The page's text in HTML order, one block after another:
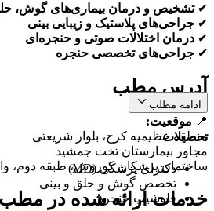
✔تشخیص و درمان بیماری‌های گوش،
✔ جراحی‌های پلاستیک و زیبایی بینی
✔ درمان اختلالات صوتی و حنجره‌ای
✔ جراحی‌های تخصصی حنجره
آدرس مطب
📍 موقعیت:
منطقه عظیمیه کرج، بلوار شریعتی
مجاور بیمارستان تخت جمشید
ساختمان پزشکان کوروش، طبقه دوم، واحد
خدمات ارائه شده در مطب
ادامه مطلب
تحصیلات
دکترای پزشکی (MD)
تخصص گوش و حلق و بینی
فلوشیپ حنجره